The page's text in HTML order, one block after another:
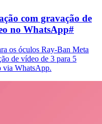
com gravação de
no WhatsApp#
os óculos Ray-Ban Meta
de vídeo de 3 para 5
via WhatsApp.